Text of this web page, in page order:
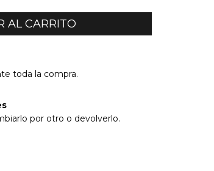
toda la compra.
por otro o devolverlo.